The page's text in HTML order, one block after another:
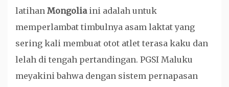
latihan Mongoliaini adalah untuk
memperlambat timbulnya asam laktat yang
sering kali membuat otot atlet terasa kaku dan
lelah di tengah pertandingan. PGSI Maluku
meyakini bahwa dengan sistem pernapasan